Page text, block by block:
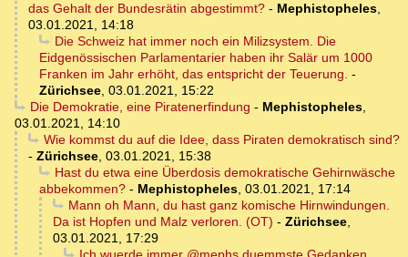
das Gehalt der Bundesrätin abgestimmt? - Mephistopheles,
03.01.2021, 14:18
Die Schweiz hat immer noch ein Milizsystem. Die
Eidgenössischen Parlamentarier haben ihr Salär um 1000
Franken im Jahr erhöht, das entspricht der Teuerung. -
Zürichsee, 03.01.2021, 15:22
Die Demokratie, eine Piratenerfindung - Mephistopheles,
03.01.2021, 14:10
Wie kommst du auf die Idee, dass Piraten demokratisch sind?
- Zürichsee, 03.01.2021, 15:38
Hast du etwa eine Überdosis demokratische Gehirnwäsche
abbekommen? - Mephistopheles, 03.01.2021, 17:14
Mann oh Mann, du hast ganz komische Hirnwindungen.
Da ist Hopfen und Malz verloren. (OT) - Zürichsee,
03.01.2021, 17:29